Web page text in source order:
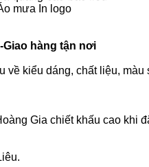
mưa In logo
hàng tận nơi
kiểu dáng, chất liệu, màu
Gia chiết khấu cao khi